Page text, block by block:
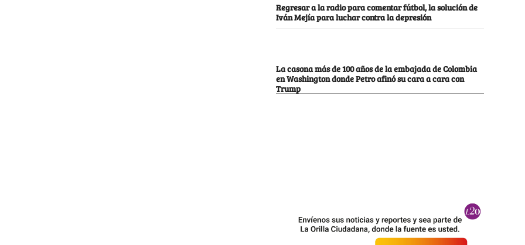
Regresar a la radio para comentar fútbol, la solución de
Iván Mejía para luchar contra la depresión
La casona más de 100 años de la embajada de Colombia
en Washington donde Petro afinó su cara a cara con
Trump